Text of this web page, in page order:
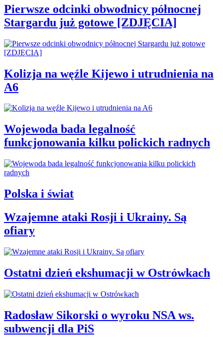
Pierwsze odcinki obwodnicy północnej
Stargardu już gotowe [ZDJĘCIA]
Kolizja na węźle Kijewo i utrudnienia na
A6
Wojewoda bada legalność
funkcjonowania kilku polickich radnych
Polska i świat
Wzajemne ataki Rosji i Ukrainy. Są
ofiary
Ostatni dzień ekshumacji w Ostrówkach
Radosław Sikorski o wyroku NSA ws.
subwencji dla PiS